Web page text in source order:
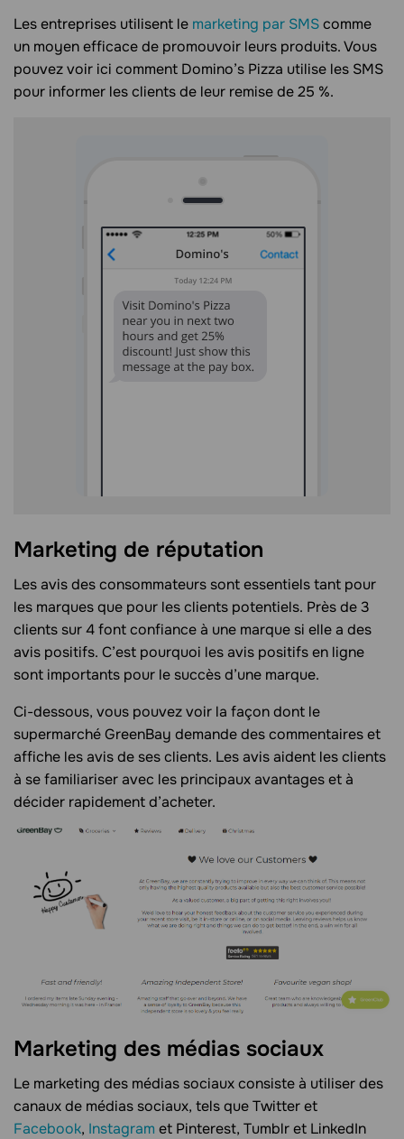
Les entreprises utilisent le marketing par SMScomme
un moyen efficace de promouvoir leurs produits. Vous
pouvez voir ici comment Domino’s Pizza utilise les SMS
pour informer les clients de leur remise de 25 %.
Marketing de réputation
Les avis des consommateurs sont essentiels tant pour
les marques que pour les clients potentiels. Près de 3
clients sur 4 font confiance à une marque si elle a des
avis positifs. C’est pourquoi les avis positifs en ligne
sont importants pour le succès d’une marque.
Ci-dessous, vous pouvez voir la façon dont le
supermarché GreenBay demande des commentaires et
affiche les avis de ses clients. Les avis aident les clients
à se familiariser avec les principaux avantages et à
décider rapidement d’acheter.
Marketing des médias sociaux
Le marketing des médias sociaux consiste à utiliser des
canaux de médias sociaux, tels que Twitter et
Facebook, Instagram et Pinterest, Tumblr et LinkedIn